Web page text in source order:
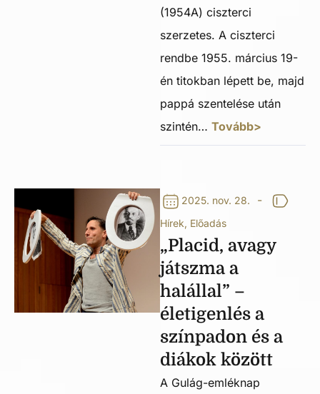
(1954A) ciszterci
szerzetes. A ciszterci
rendbe 1955. március 19-
én titokban lépett be, majd
pappá szentelése után
szintén… Tovább>
2025. nov. 28. -
Hírek, Előadás
„Placid, avagy
játszma a
halállal” –
életigenlés a
színpadon és a
diákok között
A Gulág-emléknap